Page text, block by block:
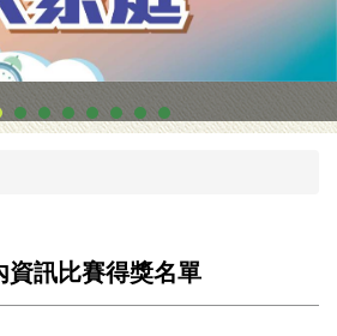
資訊比賽得獎名單